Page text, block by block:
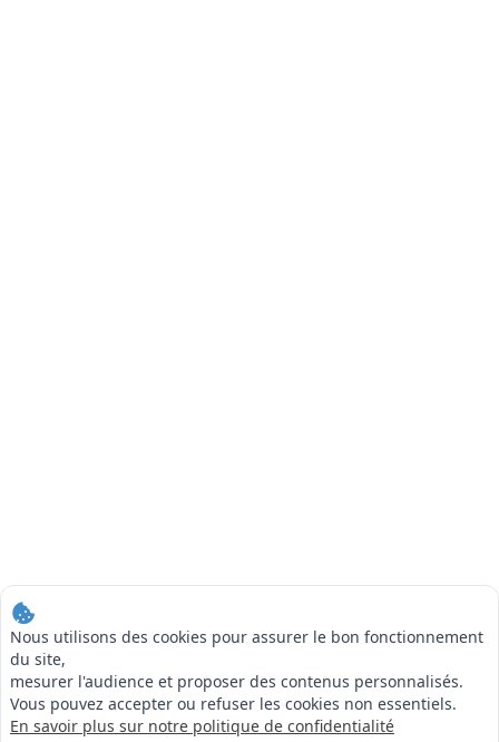
Nous utilisons des cookies pour assurer le bon fonctionnement
du site,
mesurer l'audience et proposer des contenus personnalisés.
Vous pouvez accepter ou refuser les cookies non essentiels.
En savoir plus sur notre politique de confidentialité